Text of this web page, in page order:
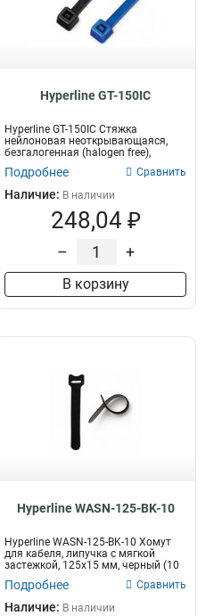
Hyperline GT-150IC
Hyperline GT-150IC Стяжка
нейлоновая неоткрывающаяся,
безгалогенная (halogen free),
150x3.6мм,...
Подробнее Сравнить
Наличие: В наличии
248,04 ₽
– +
В корзину
Hyperline WASN-125-BK-10
Hyperline WASN-125-BK-10 Хомут
для кабеля, липучка с мягкой
застежкой, 125x15 мм, черный (10
Подробнее Сравнить
Наличие: В наличии